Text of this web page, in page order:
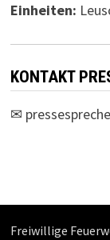
Einheiten:
KONTAKT
✉
Freiwillige